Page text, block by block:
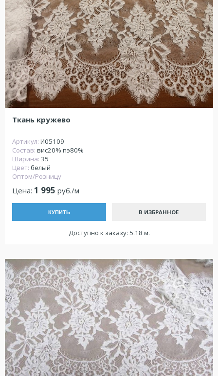
Ткань кружево
Артикул: И05109
Состав: вис20% пэ80%
Ширина: 35
Цвет: белый
Оптом/Розницу
Цена: 1 995 руб./м
КУПИТЬ В ИЗБРАННОЕ
Доступно к заказу: 5.18 м.